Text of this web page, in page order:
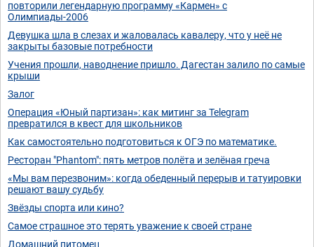
повторили легендарную программу «Кармен» с
Олимпиады-2006
Девушка шла в слезах и жаловалась кавалеру, что у неё не
закрыты базовые потребности
Учения прошли, наводнение пришло. Дагестан залило по самые
крыши
Залог
Операция «Юный партизан»: как митинг за Telegram
превратился в квест для школьников
Как самостоятельно подготовиться к ОГЭ по математике.
Ресторан "Phantom": пять метров полёта и зелёная греча
«Мы вам перезвоним»: когда обеденный перерыв и татуировки
решают вашу судьбу
Звёзды спорта или кино?
Самое страшное это терять уважение к своей стране
Домашний питомец